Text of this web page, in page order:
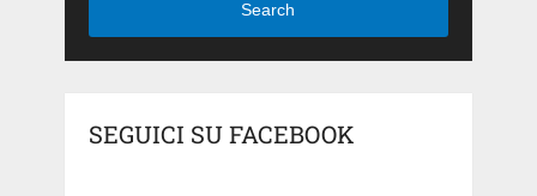
Search
SEGUICI SU FACEBOOK